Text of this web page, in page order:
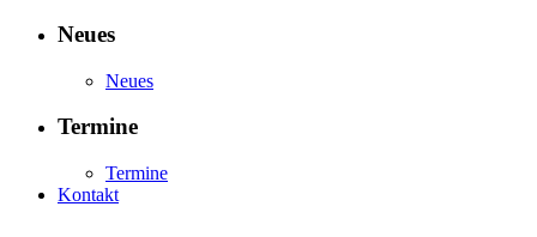
Neues
Neues
Termine
Termine
Kontakt